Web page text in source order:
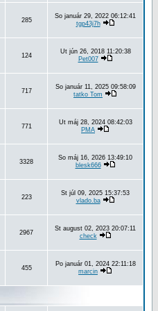
285
So január 29, 2022 06:12:41
tgp43j7h
124
Ut jún 26, 2018 11:20:38
Pet007
717
So január 11, 2025 09:58:09
tatko Tom
771
Ut máj 28, 2024 08:42:03
PMA
3328
So máj 16, 2026 13:49:10
blesk666
223
St júl 09, 2025 15:37:53
vlado.ba
2967
St august 02, 2023 20:07:11
check
455
Po január 01, 2024 22:11:18
marcin